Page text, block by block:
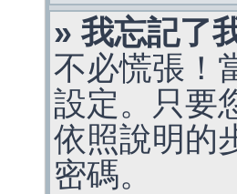
» 我忘記了
不必慌張！
設定。只要
依照說明的
密碼。